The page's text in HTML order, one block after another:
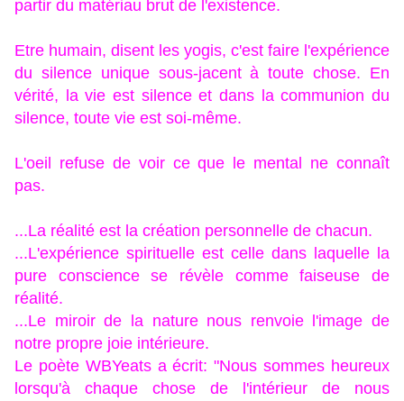
partir du matériau brut de l'existence.
Etre humain, disent les yogis, c'est faire l'expérience
du silence unique sous-jacent à toute chose. En
vérité, la vie est silence et dans la communion du
silence, toute vie est soi-même.
L'oeil refuse de voir ce que le mental ne connaît
pas.
...La réalité est la création personnelle de chacun.
...L'expérience spirituelle est celle dans laquelle la
pure conscience se révèle comme faiseuse de
réalité.
...Le miroir de la nature nous renvoie l'image de
notre propre joie intérieure.
Le poète WBYeats a écrit: "Nous sommes heureux
lorsqu'à chaque chose de l'intérieur de nous